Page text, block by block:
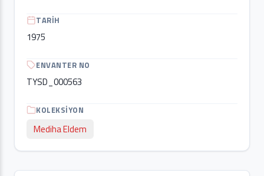
TARIH
1975
ENVANTER NO
TYSD_000563
KOLEKSIYON
Mediha Eldem